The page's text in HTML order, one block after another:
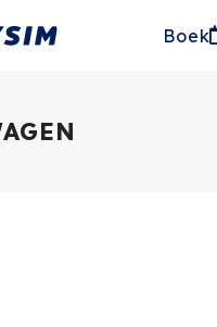
Boek